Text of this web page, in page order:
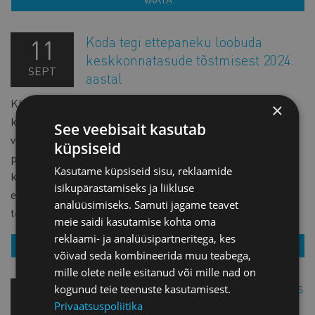
11
SEPT
Koda tegi ettepaneku loobuda
keskkonnatasude tõstmisest 2024.
aastal
Kliimaministeerium on koostanud eelnõu, millega
kehtestatakse uued saastetasumäärad saasteainete
väljutamisel välisõhku, veekogusse, põhjavette ja
pinnasesse ning ohtlike jäätmete ja põlevkivijäätmete
kõrvaldamisel. Koda nägi mitmeid probleeme plaanitava
eelnõuga ning tegi ettepaneku loobuda keskkonnatasude
tõstmisest 2024. aastal.
VAATA
Koda toetab seadusemuudatust, mis
vähendab väärismetalltoodetega
×
See veebisait kasutab
küpsiseid
Kasutame küpsiseid sisu, reklaamide
isikupärastamiseks ja liikluse
analüüsimiseks. Samuti jagame teavet
meie saidi kasutamise kohta oma
reklaami- ja analüüsipartneritega, kes
võivad seda kombineerida muu teabega,
mille olete neile esitanud või mille nad on
kogunud teie teenuste kasutamisest.
Privaatsuspoliitika